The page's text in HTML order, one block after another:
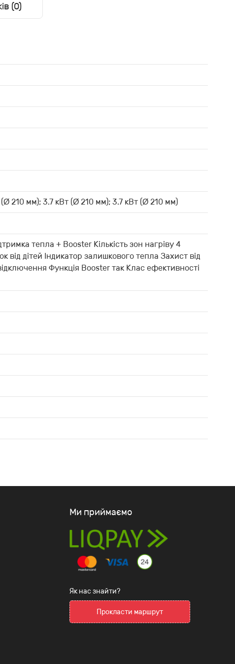
(0)
210 мм); 3.7 кВт (Ø 210 мм); 3.7 кВт (Ø 210 мм)
тепла + Booster Кількість зон нагріву 4
від дітей Індикатор залишкового тепла Захист від
Функція Booster так Клас ефективності
Ми приймаємо
Як нас знайти?
Прокласти маршрут